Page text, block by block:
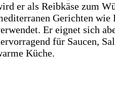
er als Reibkäse zum
Gerichten wie
Er eignet sich
für Saucen,
Küche.